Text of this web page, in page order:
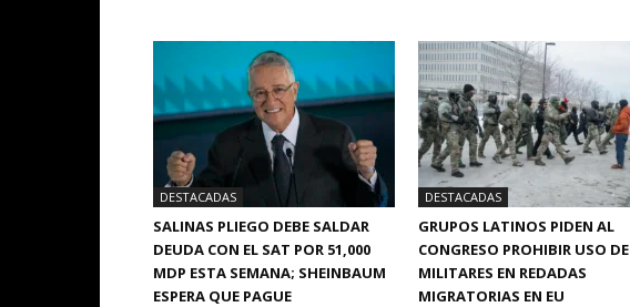
DESTACADAS
SALINAS PLIEGO DEBE SALDAR
DEUDA CON EL SAT POR 51,000
MDP ESTA SEMANA; SHEINBAUM
ESPERA QUE PAGUE
DESTACADAS
GRUPOS LATINOS PIDEN AL
CONGRESO PROHIBIR USO DE
MILITARES EN REDADAS
MIGRATORIAS EN EU